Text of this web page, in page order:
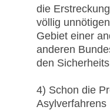
die
völlig
Gebiet einer
anderen
den
4) Schon die
Asylverfahrens